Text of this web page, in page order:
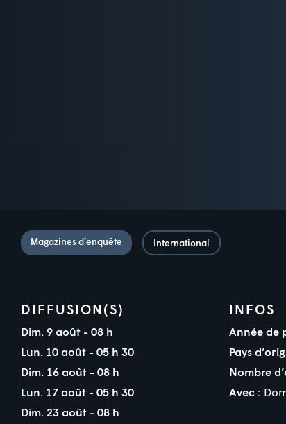
Magazines d’enquête International
DIFFUSION(S)
Dim. 9 août - 08 h
Lun. 10 août - 05 h 30
Dim. 16 août - 08 h
Lun. 17 août - 05 h 30
Dim. 23 août - 08 h
INFOS
Année de
Pays
Nombre
Avec :